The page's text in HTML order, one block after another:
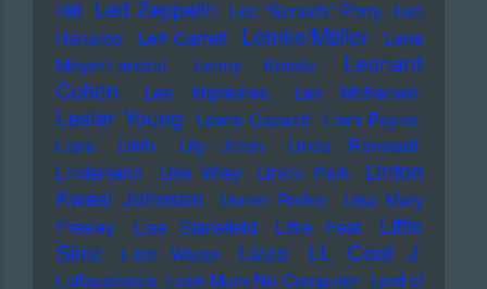
Hill Led Zeppelin Lee "Scratch" Perry Lee
Ranaldo
Leif Garrett Lemke/Müller
Lena
Meyer-Landrut
Lenny Kravitz
Leonard
Cohen
Les Impremes Les McKeown
Lester Young Lewis Capaldi Liam Payne
Liars
Lilith Lily Allen
Linda Ronstadt
Lindemann
Link Wray Linkin Park
Linton
Kwesi Johnson
Lionel Richie
Lisa Mary
Presley
Lisa Stansfield Little Feat
Little
Simz
Little Walter Lizzo LL Cool J
Lollapalooza Look Mum No Computer Lord of